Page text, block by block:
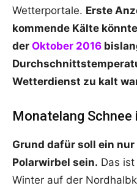
Wetterportale. Erste
kommende Kälte
der Oktober 2016
Wetterdienst zu kalt
Monatelang
Grund dafür soll ein
Polarwirbel sein. Das
Winter auf der